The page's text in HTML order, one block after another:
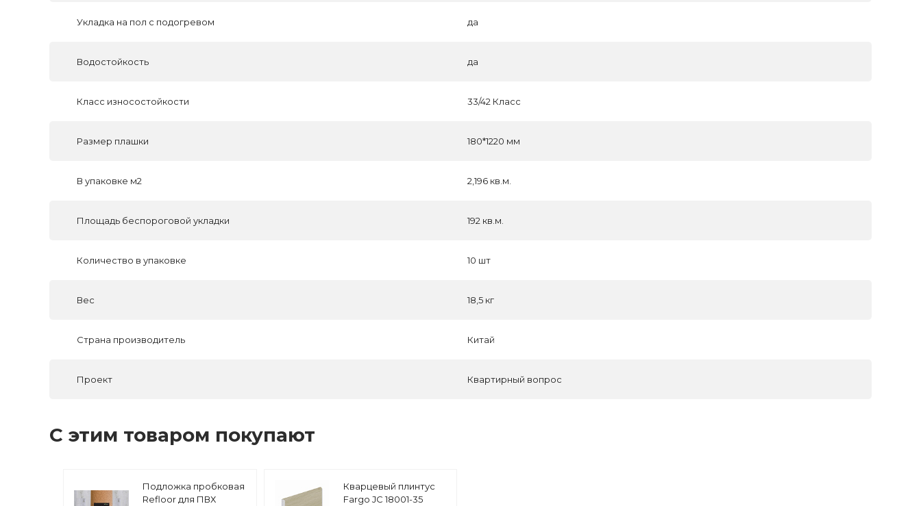
Укладка на пол c подогревом да
Водостойкость да
Класс износостойкости 33/42 Класс
Размер плашки 180*1220 мм
В упаковке м2 2,196 кв.м.
Площадь беспороговой укладки 192 кв.м.
Количество в упаковке 10 шт
Вес 18,5 кг
Страна производитель Китай
Проект Квартирный вопрос
С этим товаром покупают
Подложка пробковая
Refloor для ПВХ
Кварцевый плинтус
Fargo JC 18001-35